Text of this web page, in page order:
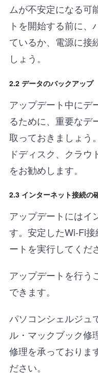
ムが不安定になる可
トを開始する前に
ているか、電源に接
しょう。
2.2 データのバックアップ
アップデート中にデ
るために、重要なデ
取っておきましょう
ドディスク、クラウ
をお勧めします。
2.3 インターネット接続の
アップデートにはイ
す。安定したWi-Fi
ートを実行してくだ
アップデートを行う
できます。
パソコンシェルジュ
ル・マックブック修
修理を承っておりま
ださい。